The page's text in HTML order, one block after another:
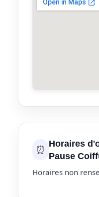
⏰ Horaires
Pause
Horaires non